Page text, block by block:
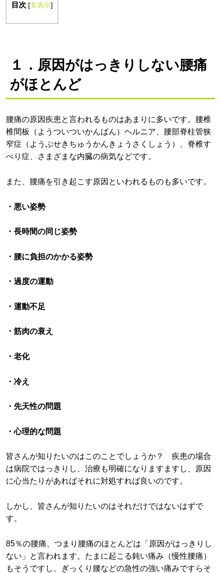
目次 [非表示]
１．原因がはっきりしない腰痛
がほとんど
腰痛の原因疾患と言われるものはあまりに多いです。腰椎
椎間板（ようついついかんばん）ヘルニア、腰部脊柱管狭
窄症（ようぶせきちゅうかんきょうさくしょう）、脊椎す
べり症、さまざまな内臓の病気などです。
また、腰痛を引き起こす原因といわれるものも多いです。
・悪い姿勢
・長時間の同じ姿勢
・腰に負担のかかる姿勢
・過度の運動
・運動不足
・筋肉の衰え
・老化
・冷え
・先天性の問題
・心理的な問題
皆さんが知りたいのはこのことでしょうか？ 疾患の場合
は病院ではっきりし、治療も明確になりますますし、原因
に心当たりがあればそれに対処すれば良いのです。
しかし、皆さんが知りたいのはそれだけではないはずで
す。
85％の腰痛、つまり腰痛のほとんどは「原因がはっきりし
ない」と言われます。たまに起こる鈍い痛み（慢性腰痛）
もそうですし、ぎっくり腰などの急性の強い痛みですらそ